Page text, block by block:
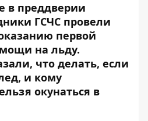
в преддверии
ГСЧС провели
первой
на льду.
что делать, если
и кому
окунаться в